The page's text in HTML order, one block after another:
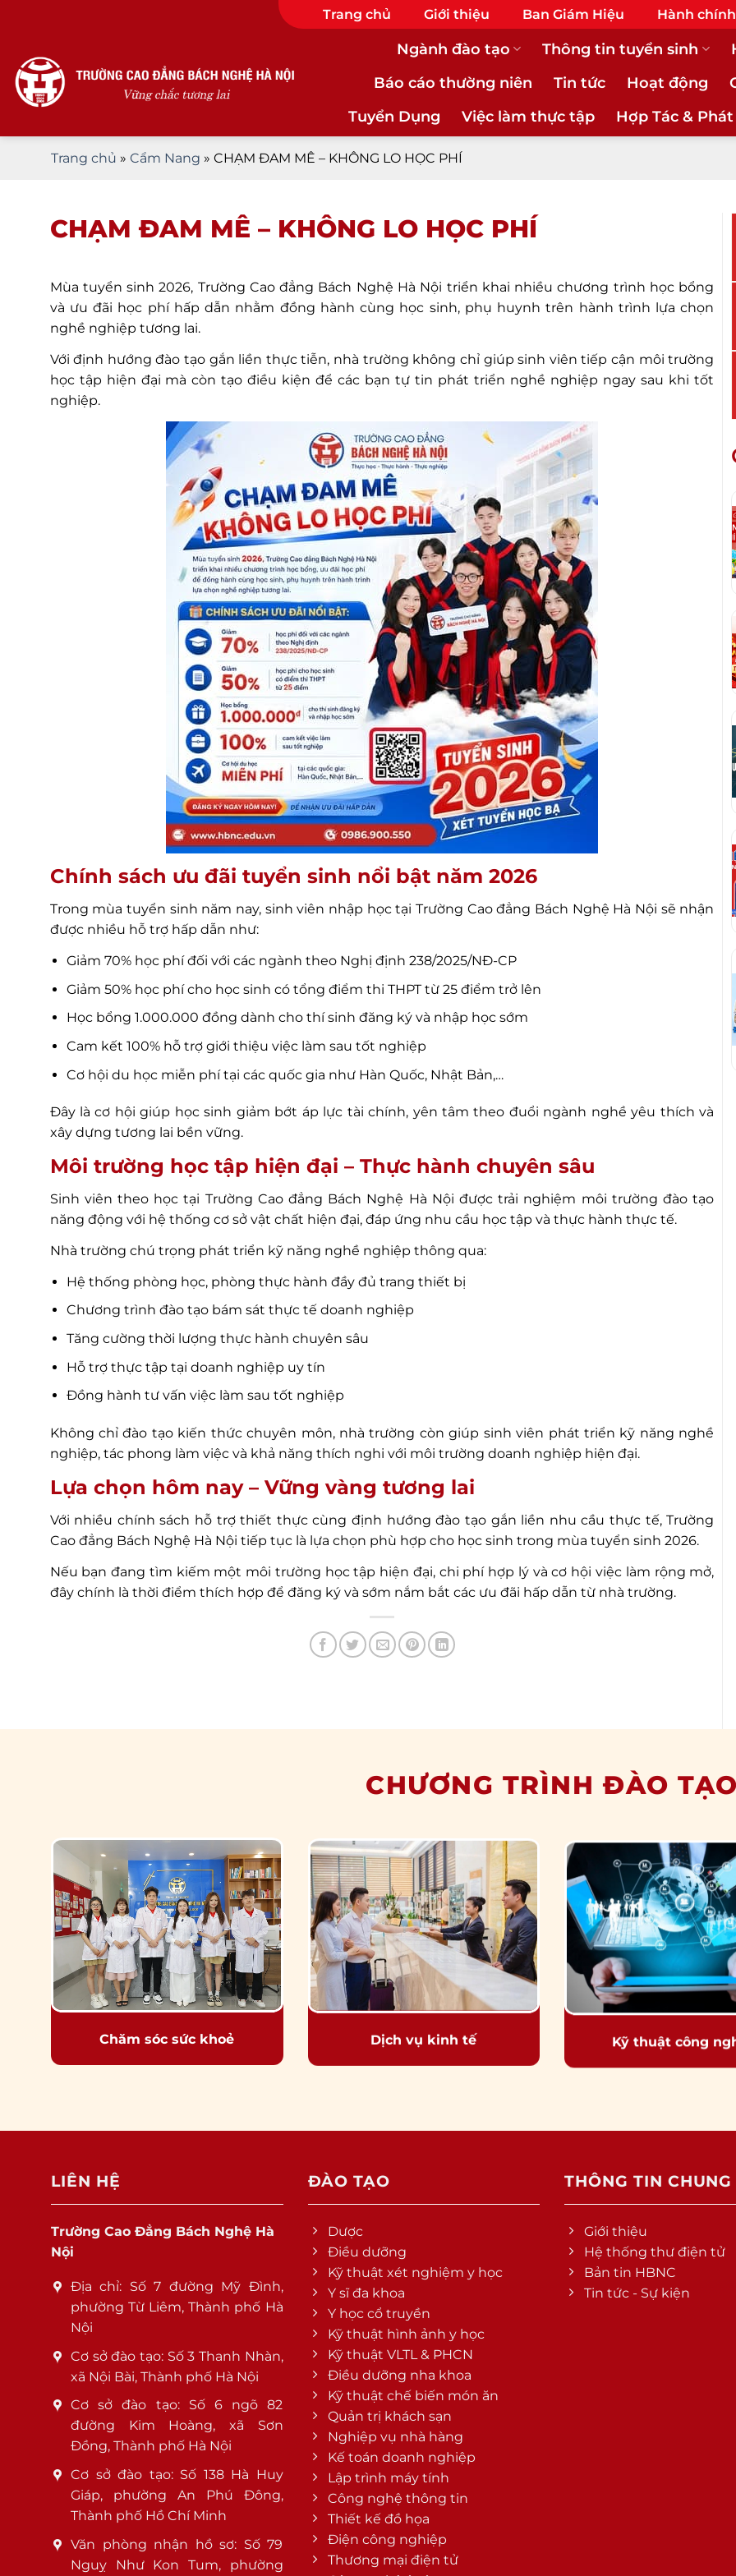
Trang chủ Giới thiệu Ban Giám Hiệu Hành
Ngành đào tạo Thông tin tuyển sinh
Báo cáo thường niên
Tin tức Hoạt động
Tuyển Dụng
Việc làm thực tập Hợp Tác &
Trang chủ » Cẩm Nang » CHẠM ĐAM MÊ – KHÔNG LO HỌC PHÍ
CHẠM ĐAM MÊ – KHÔNG LO HỌC PHÍ
Mùa tuyển sinh 2026, Trường Cao đẳng Bách Nghệ Hà Nội triển khai nhiều chương trình học bổng
và ưu đãi học phí hấp dẫn nhằm đồng hành cùng học sinh, phụ huynh trên hành trình lựa chọn
nghề nghiệp tương lai.
Với định hướng đào tạo gắn liền thực tiễn, nhà trường không chỉ giúp sinh viên tiếp cận môi trường
học tập hiện đại mà còn tạo điều kiện để các bạn tự tin phát triển nghề nghiệp ngay sau khi tốt
nghiệp.
Chính sách ưu đãi tuyển sinh nổi bật năm 2026
Trong mùa tuyển sinh năm nay, sinh viên nhập học tại Trường Cao đẳng Bách Nghệ Hà Nội sẽ nhận
được nhiều hỗ trợ hấp dẫn như:
Giảm 70% học phí đối với các ngành theo Nghị định 238/2025/NĐ-CP
Giảm 50% học phí cho học sinh có tổng điểm thi THPT từ 25 điểm trở lên
Học bổng 1.000.000 đồng dành cho thí sinh đăng ký và nhập học sớm
Cam kết 100% hỗ trợ giới thiệu việc làm sau tốt nghiệp
Cơ hội du học miễn phí tại các quốc gia như Hàn Quốc, Nhật Bản,…
Đây là cơ hội giúp học sinh giảm bớt áp lực tài chính, yên tâm theo đuổi ngành nghề yêu thích và
xây dựng tương lai bền vững.
Môi trường học tập hiện đại – Thực hành chuyên sâu
Sinh viên theo học tại Trường Cao đẳng Bách Nghệ Hà Nội được trải nghiệm môi trường đào tạo
năng động với hệ thống cơ sở vật chất hiện đại, đáp ứng nhu cầu học tập và thực hành thực tế.
Nhà trường chú trọng phát triển kỹ năng nghề nghiệp thông qua:
Hệ thống phòng học, phòng thực hành đầy đủ trang thiết bị
Chương trình đào tạo bám sát thực tế doanh nghiệp
Tăng cường thời lượng thực hành chuyên sâu
Hỗ trợ thực tập tại doanh nghiệp uy tín
Đồng hành tư vấn việc làm sau tốt nghiệp
Không chỉ đào tạo kiến thức chuyên môn, nhà trường còn giúp sinh viên phát triển kỹ năng nghề
nghiệp, tác phong làm việc và khả năng thích nghi với môi trường doanh nghiệp hiện đại.
Lựa chọn hôm nay – Vững vàng tương lai
Với nhiều chính sách hỗ trợ thiết thực cùng định hướng đào tạo gắn liền nhu cầu thực tế, Trường
Cao đẳng Bách Nghệ Hà Nội tiếp tục là lựa chọn phù hợp cho học sinh trong mùa tuyển sinh 2026.
Nếu bạn đang tìm kiếm một môi trường học tập hiện đại, chi phí hợp lý và cơ hội việc làm rộng mở,
đây chính là thời điểm thích hợp để đăng ký và sớm nắm bắt các ưu đãi hấp dẫn từ nhà trường.
CHƯƠNG TRÌNH ĐÀO
Chăm sóc sức khoẻ Dịch vụ kinh tế Kỹ thuật công
LIÊN HỆ
Trường Cao Đẳng Bách Nghệ Hà
Nội
Địa chỉ: Số 7 đường Mỹ Đình,
phường Từ Liêm, Thành phố Hà
Nội
Cơ sở đào tạo: Số 3 Thanh Nhàn,
xã Nội Bài, Thành phố Hà Nội
Cơ sở đào tạo: Số 6 ngõ 82
đường Kim Hoàng, xã Sơn
Đồng, Thành phố Hà Nội
Cơ sở đào tạo: Số 138 Hà Huy
Giáp, phường An Phú Đông,
Thành phố Hồ Chí Minh
Văn phòng nhận hồ sơ: Số 79
Nguỵ Như Kon Tum, phường
ĐÀO TẠO
Dược
Điều dưỡng
Kỹ thuật xét nghiệm y học
Y sĩ đa khoa
Y học cổ truyền
Kỹ thuật hình ảnh y học
Kỹ thuật VLTL & PHCN
Điều dưỡng nha khoa
Kỹ thuật chế biến món ăn
Quản trị khách sạn
Nghiệp vụ nhà hàng
Kế toán doanh nghiệp
Lập trình máy tính
Công nghệ thông tin
Thiết kế đồ họa
Điện công nghiệp
Thương mại điện tử
THÔNG TIN CHUNG
Giới thiệu
Hệ thống thư điện tử
Bản tin HBNC
Tin tức - Sự kiện